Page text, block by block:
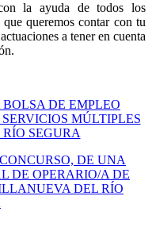
la ayuda de todos los
queremos contar con tu
a tener en cuenta
DE EMPLEO
MÚLTIPLES
SEGURA
DE UNA
DE OPERARIO/A DE
DEL RÍO